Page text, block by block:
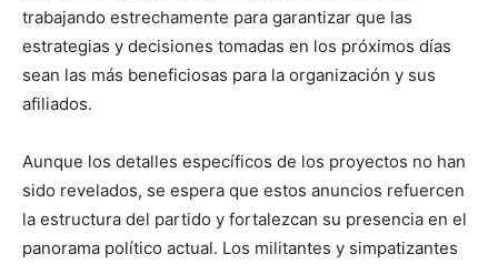
trabajando estrechamente para garantizar que las
estrategias y decisiones tomadas en los próximos días
sean las más beneficiosas para la organización y sus
afiliados.
Aunque los detalles específicos de los proyectos no han
sido revelados, se espera que estos anuncios refuercen
la estructura del partido y fortalezcan su presencia en el
panorama político actual. Los militantes y simpatizantes